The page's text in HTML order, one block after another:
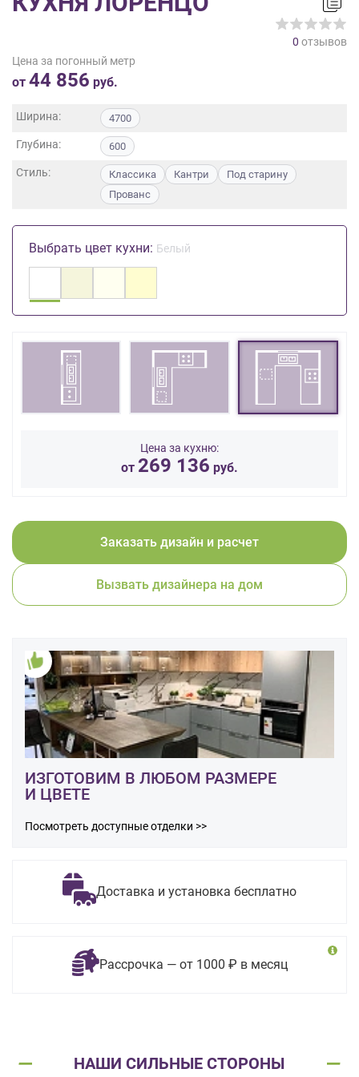
0 отзывов
Цена за погонный метр
от 44 856 руб.
Ширина: 4700
Глубина: 600
Стиль: Классика Кантри
Под старину
Прованс
Выбрать цвет кухни: Белый
Цена за кухню:
от 269 136 руб.
Заказать дизайн и расчет
Вызвать дизайнера на дом
ИЗГОТОВИМ В ЛЮБОМ РАЗМЕРЕ
И ЦВЕТЕ
Посмотреть доступные отделки >>
Доставка и установка бесплатно
Рассрочка — от 1000 ₽ в месяц
НАШИ СИЛЬНЫЕ СТОРОНЫ
данных ,
Согласие
обработку
данных
порядке
условиях
Политики
персональных